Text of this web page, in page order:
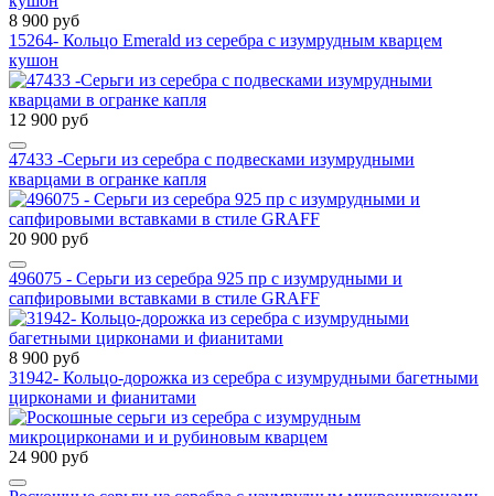
8 900 руб
15264- Кольцо Emerald из серебра с изумрудным кварцем
кушон
12 900 руб
47433 -Cерьги из серебра с подвесками изумрудными
кварцами в огранке капля
20 900 руб
496075 - Серьги из серебра 925 пр с изумрудными и
сапфировыми вставками в стиле GRAFF
8 900 руб
31942- Кольцо-дорожка из серебра с изумрудными багетными
цирконами и фианитами
24 900 руб